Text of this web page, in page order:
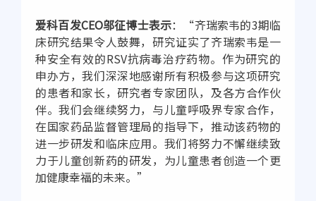
爱科百发CEO邬征博士表示：“齐瑞索韦的3期临
床研究结果令人鼓舞，研究证实了齐瑞索韦是一
种安全有效的RSV抗病毒治疗药物。作为研究的
申办方，我们深深地感谢所有积极参与这项研究
的患者和家长，研究者专家团队，及各方合作伙
伴。我们会继续努力，与儿童呼吸界专家合作，
在国家药品监督管理局的指导下，推动该药物的
进一步研发和临床应用。我们将努力不懈继续致
力于儿童创新药的研发，为儿童患者创造一个更
加健康幸福的未来。”